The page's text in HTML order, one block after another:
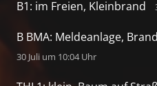
B1: im Freien, Kleinbrand
B BMA: Meldeanlage,
30 Juli um 10:04 Uhr